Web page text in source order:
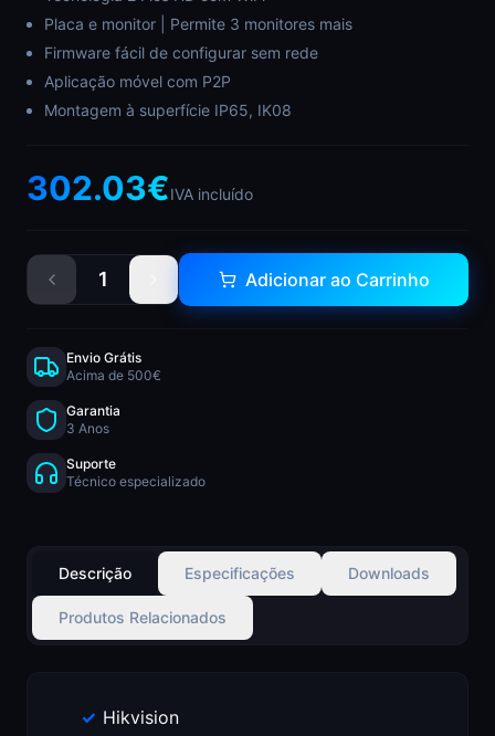
Placa e monitor | Permite 3 monitores mais
Firmware fácil de configurar sem rede
Aplicação móvel com P2P
Montagem à superfície IP65, IK08
302.03€IVA incluído
1 Adicionar ao Carrinho
Envio Grátis
Acima de 500€
Garantia
3 Anos
Suporte
Técnico especializado
Descrição Especificações Downloads
Produtos Relacionados
Hikvision